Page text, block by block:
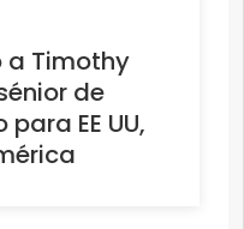
a Timothy
de
EE UU,